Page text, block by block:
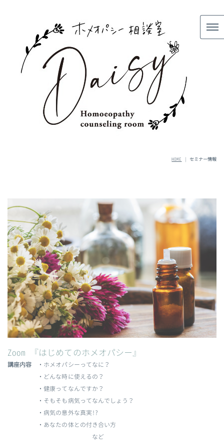
HOME | セミナー情報
Zoom 『はじめてのホメオパシー』
講座内容 ・ホメオパシーってなに？
・どんな時に使えるの？
・健康ってなんですか？
・そもそも病気ってなんでしょう？
・病気の意外な真実!?
・あなたの体との付き合い方
など